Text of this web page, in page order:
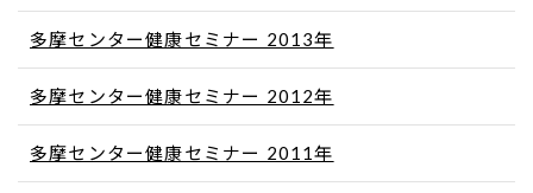
多摩センター健康セミナー 2013年
多摩センター健康セミナー 2012年
多摩センター健康セミナー 2011年